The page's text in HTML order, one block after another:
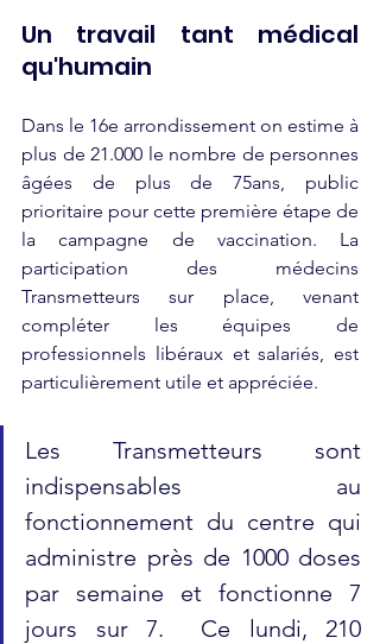
Un travail tant médical
qu'humain
Dans le 16e arrondissement on estime à
plus de 21.000 le nombre de personnes
âgées de plus de 75ans, public
prioritaire pour cette première étape de
la campagne de vaccination. La
participation des médecins
Transmetteurs sur place, venant
compléter les équipes de
professionnels libéraux et salariés, est
particulièrement utile et appréciée.
Les Transmetteurs sont
indispensables au
fonctionnement du centre qui
administre près de 1000 doses
par semaine et fonctionne 7
jours sur 7.  Ce lundi, 210